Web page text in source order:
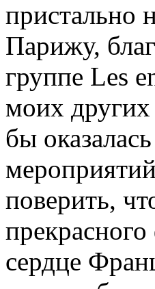
пристально
Парижу,
группе Les
моих
бы
поверить,
сердце